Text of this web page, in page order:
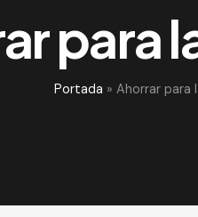
para
Portada » Ahorrar para